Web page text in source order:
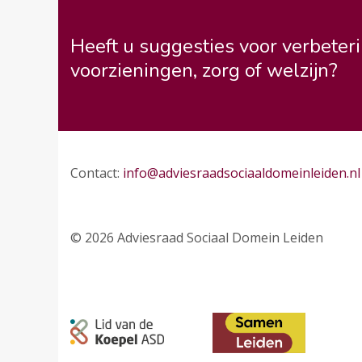
Heeft u suggesties voor
voorzieningen, zorg of welzijn?
Contact: info@adviesraadsociaaldomeinleiden.nl
© 2026 Adviesraad Sociaal Domein Leiden